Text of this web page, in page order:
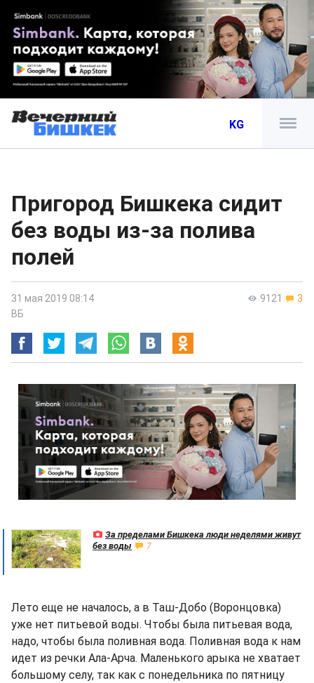
KG
Пригород Бишкека сидит
без воды из-за полива
полей
9121 3
31 мая 2019 08:14
ВБ
За пределами Бишкека люди неделями живут
без воды
7
Лето еще не началось, а в Таш-Добо (Воронцовка)
уже нет питьевой воды. Чтобы была питьевая вода,
надо, чтобы была поливная вода. Поливная вода к нам
идет из речки Ала-Арча. Маленького арыка не хватает
большому селу, так как с понедельника по пятницу